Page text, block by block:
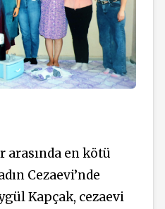
arasında en kötü
Cezaevi’nde
Kapçak, cezaevi